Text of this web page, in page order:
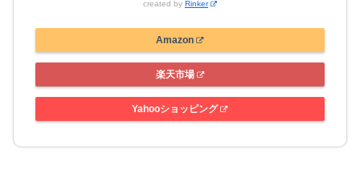
created by Rinker
Amazon
楽天市場
Yahooショッピング